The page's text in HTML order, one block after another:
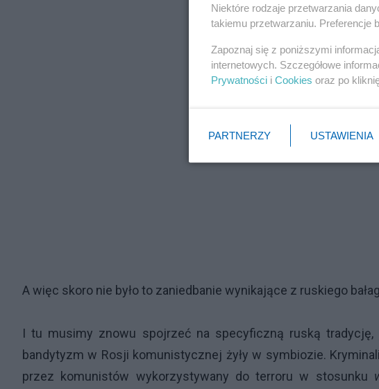
A więc skoro nie było to zaniedbanie wynikające z ruskiego
I tu musimy znowu spojrzeć na specyficzną ruską
bandytyzm w Rosji komunistycznej żyły w symbiozie.
przez komunistów wykorzystywany do terroru w stosunku
Niektóre rodzaje przetwarzania
takiemu przetwarzaniu. Preferencje
Zapoznaj się z poniższymi
internetowych. Szczegółowe
Prywatności i Cookies oraz po
PARTNERZY USTAWIENIA